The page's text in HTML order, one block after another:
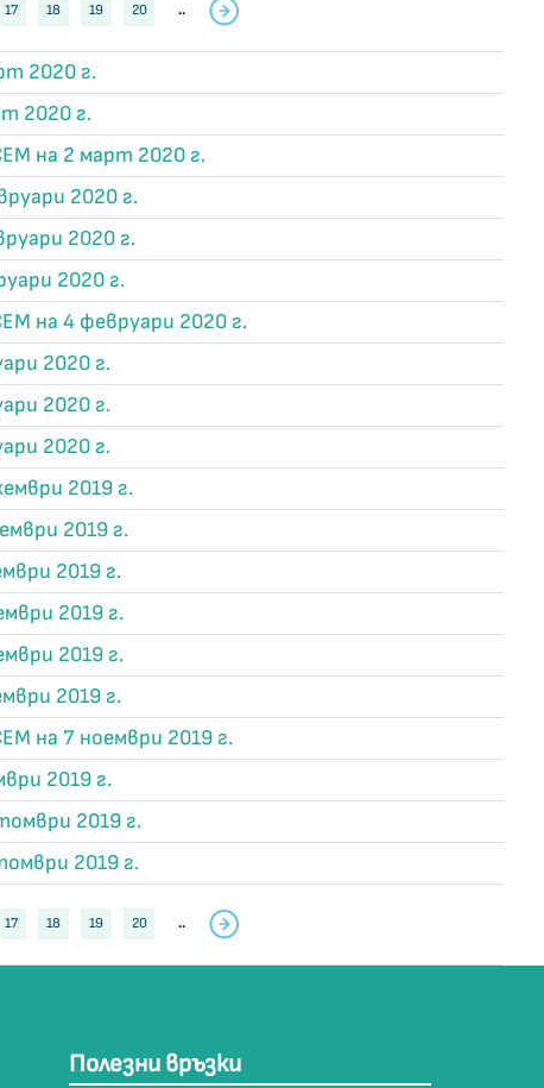
17 18 19 20 ..
2020 г.
2020 г.
на 2 март 2020 г.
2020 г.
2020 г.
2020 г.
на 4 февруари 2020 г.
2020 г.
2020 г.
2020 г.
2019 г.
2019 г.
2019 г.
2019 г.
2019 г.
2019 г.
на 7 ноември 2019 г.
2019 г.
2019 г.
2019 г.
17 18 19 20 ..
Полезни връзки